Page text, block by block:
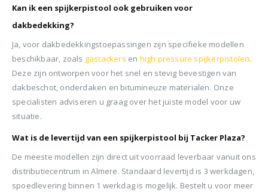
Kan ik een spijkerpistool ook gebruiken voor
dakbedekking?
Ja, voor dakbedekkingstoepassingen zijn specifieke modellen
beschikbaar, zoals gastackers en high pressure spijkerpistolen.
Deze zijn ontworpen voor het snel en stevig bevestigen van
dakbeschot, onderdaken en bitumineuze materialen. Onze
specialisten adviseren u graag over het juiste model voor uw
situatie.
Wat is de levertijd van een spijkerpistool bij Tacker Plaza?
De meeste modellen zijn direct uit voorraad leverbaar vanuit ons
distributiecentrum in Almere. Standaard levertijd is 3 werkdagen,
spoedlevering binnen 1 werkdag is mogelijk. Bestelt u voor meer